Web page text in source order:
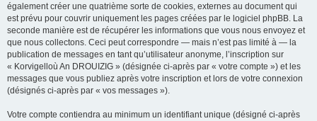
également créer une quatrième sorte de cookies, externes au document qui
est prévu pour couvrir uniquement les pages créées par le logiciel phpBB. La
seconde manière est de récupérer les informations que vous nous envoyez et
que nous collectons. Ceci peut correspondre — mais n’est pas limité à — la
publication de messages en tant qu’utilisateur anonyme, l’inscription sur
« Korvigelloù An DROUIZIG » (désignée ci-après par « votre compte ») et les
messages que vous publiez après votre inscription et lors de votre connexion
(désignés ci-après par « vos messages »).
Votre compte contiendra au minimum un identifiant unique (désigné ci-après